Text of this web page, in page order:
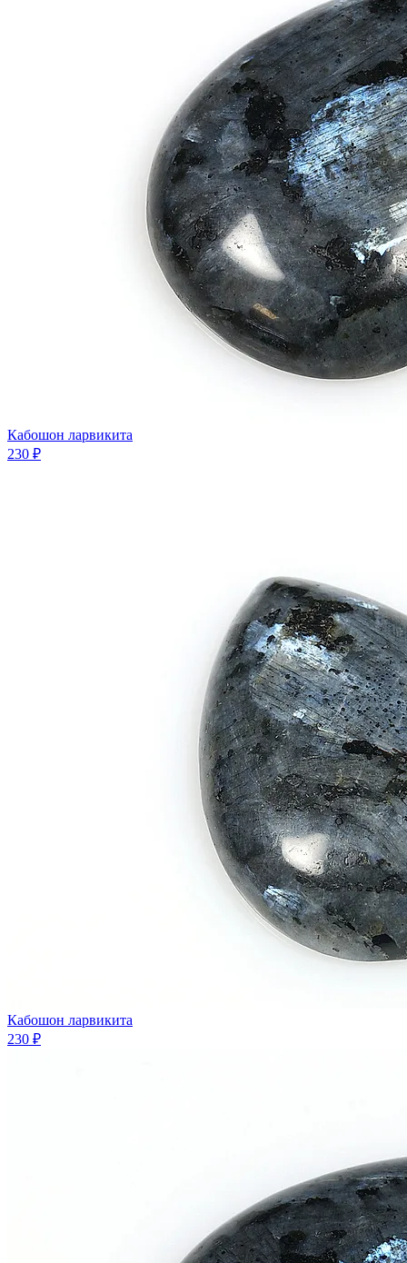
Кабошон ларвикита
230 ₽
Кабошон ларвикита
230 ₽